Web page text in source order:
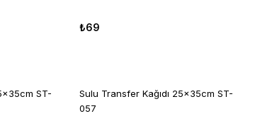
₺69
ST-
Sulu Transfer Kağıdı 25x35cm ST-
057